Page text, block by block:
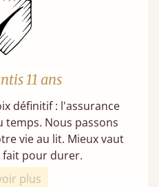
11 ans
définitif : l'assurance
Nous passons
vie au lit. Mieux vaut
fait pour durer.
plus